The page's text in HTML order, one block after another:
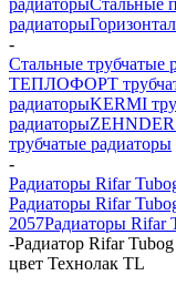
радиаторыСтальные
радиаторы
-
Стальные трубчатые
ТЕПЛОФОРТ
радиаторыKERMI
радиаторыZEHNDER
трубчатые радиаторы
-
Радиаторы Rifar
Радиаторы Rifar
2057Радиаторы Rifar
-Радиатор Rifar
цвет Технолак TL